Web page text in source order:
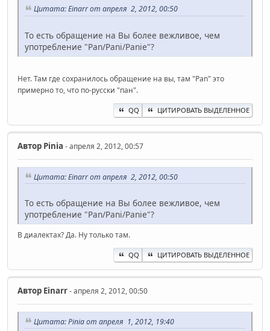
Цитата: Einarr от апреля 2, 2012, 00:50
То есть обращение на Вы более вежливое, чем
употребление "Pan/Pani/Panie"?
Нет. Там где сохранилось обращение на вы, там "Pan" это
примерно то, что по-русски "пан".
QQ ЦИТИРОВАТЬ ВЫДЕЛЕННОЕ
Автор Pinia - апреля 2, 2012, 00:57
Цитата: Einarr от апреля 2, 2012, 00:50
То есть обращение на Вы более вежливое, чем
употребление "Pan/Pani/Panie"?
В диалектах? Да. Ну только там.
QQ ЦИТИРОВАТЬ ВЫДЕЛЕННОЕ
Автор Einarr- апреля 2, 2012, 00:50
Цитата: Pinia от апреля 1, 2012, 19:40